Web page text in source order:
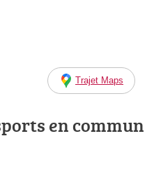
Trajet Maps
en commun